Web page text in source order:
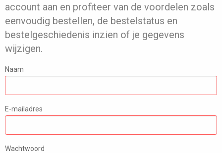
account aan en profiteer van de voordelen zoals
eenvoudig bestellen, de bestelstatus en
bestelgeschiedenis inzien of je gegevens
wijzigen.
Naam
E-mailadres
Wachtwoord